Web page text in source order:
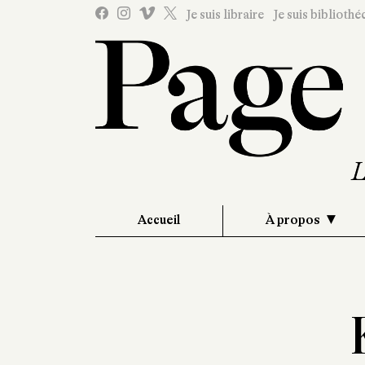
Je suis libraire Je suis
Accueil À propos